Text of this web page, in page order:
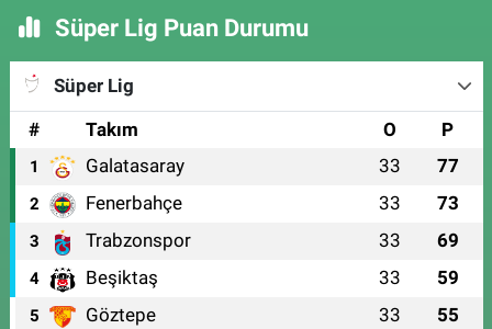
Süper Lig Puan Durumu
Süper Lig
#
Takım O P
1 Galatasaray 33 77
2 Fenerbahçe 33 73
3 Trabzonspor 33 69
4 Beşiktaş 33 59
5 Göztepe 33 55